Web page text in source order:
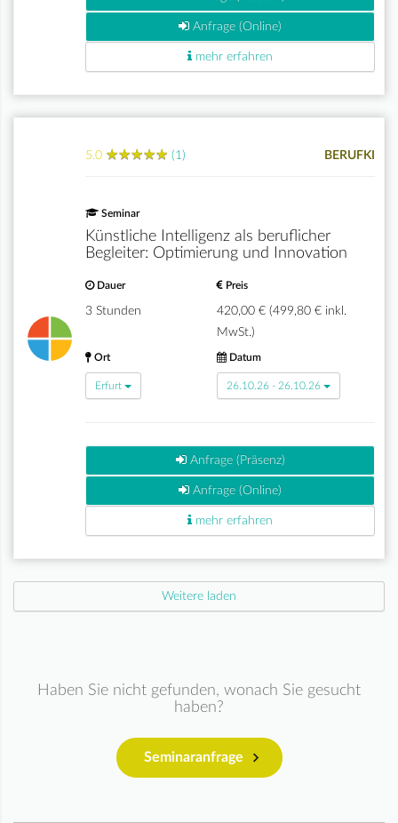
Anfrage (Online)
mehr erfahren
5.0 ★★★★★
★★★★★ (1) BERUFKI
Seminar
Künstliche Intelligenz als beruflicher
Begleiter: Optimierung und Innovation
Dauer
3 Stunden
Preis
420,00 € (499,80 € inkl.
MwSt.)
Ort
Erfurt
Datum
26.10.26 - 26.10.26
Anfrage (Präsenz)
Anfrage (Online)
mehr erfahren
Weitere laden
Haben Sie nicht gefunden, wonach Sie gesucht
haben?
Seminaranfrage